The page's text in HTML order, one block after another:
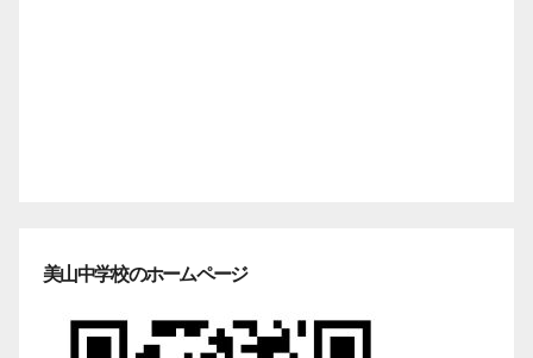
美山中学校のホームページ